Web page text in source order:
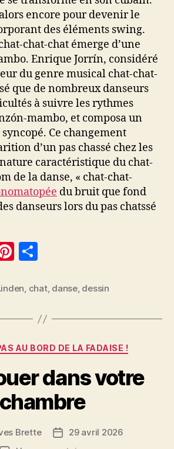
encore pour devenir le
des éléments swing.
chat-chat émerge d’une
Enrique Jorrín, considéré
du genre musical chat-chat-
que de nombreux danseurs
à suivre les rythmes
mambo, et composa un
Ce changement
d’un pas chassé chez les
caractéristique du chat-
de la danse, « chat-chat-
du bruit que fond
danseurs lors du pas chatssé
Pi
er
t
rt
a
g
er
, chat, danse, dessin
Catégories
AU BORD DE LA FADAISE !
dans votre
chambre
Brette
Date29 avril 2026